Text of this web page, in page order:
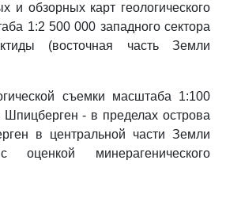
и обзорных карт геологического
1:2 500 000 западного сектора
(восточная часть Земли
съемки масштаба 1:100
Шпицберген - в пределах острова
в центральной части Земли
оценкой минерагенического